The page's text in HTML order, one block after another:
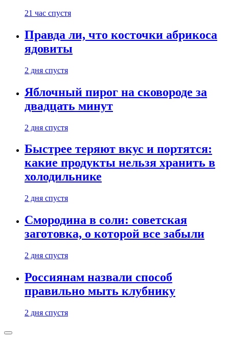
21 час спустя
Правда ли, что косточки абрикоса
ядовиты
2 дня спустя
Яблочный пирог на сковороде за
двадцать минут
2 дня спустя
Быстрее теряют вкус и портятся:
какие продукты нельзя хранить в
холодильнике
2 дня спустя
Смородина в соли: советская
заготовка, о которой все забыли
2 дня спустя
Россиянам назвали способ
правильно мыть клубнику
2 дня спустя